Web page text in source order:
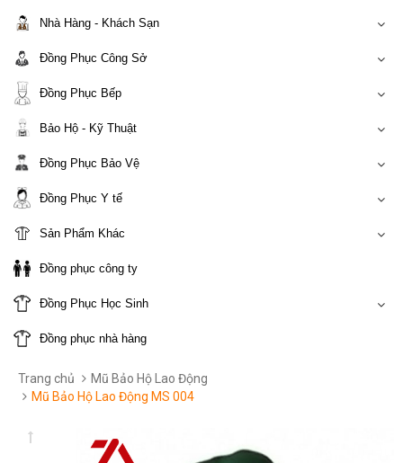
Nhà Hàng - Khách Sạn
Đồng Phục Công Sở
Đồng Phục Bếp
Bảo Hộ - Kỹ Thuật
Đồng Phục Bảo Vệ
Đồng Phục Y tế
Sản Phẩm Khác
Đồng phục công ty
Đồng Phục Học Sinh
Đồng phục nhà hàng
Trang chủ
Mũ Bảo Hộ Lao Động
Mũ Bảo Hộ Lao Động MS 004